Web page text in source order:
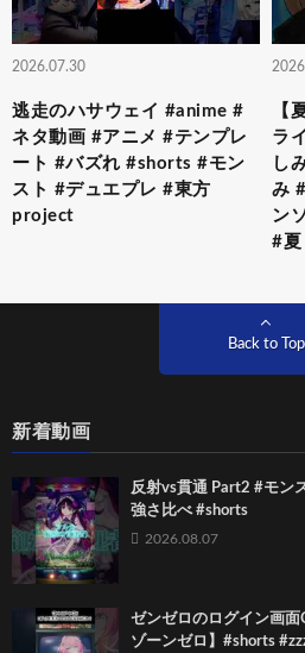
2026.07.30
逃走のハサウェイ #anime #
ネタ動画 #アニメ #テンプレ
ート #バズれ #shorts #モン
スト #デュエプレ #東方
project
【
ラ
し
み
ン
#夏
Back to Top
新着動画
反射vs貫通 Part2 #モン
強さ比べ #shorts
2026.08.07
ゼンゼロのログイン画
ゾーンゼロ】#shorts